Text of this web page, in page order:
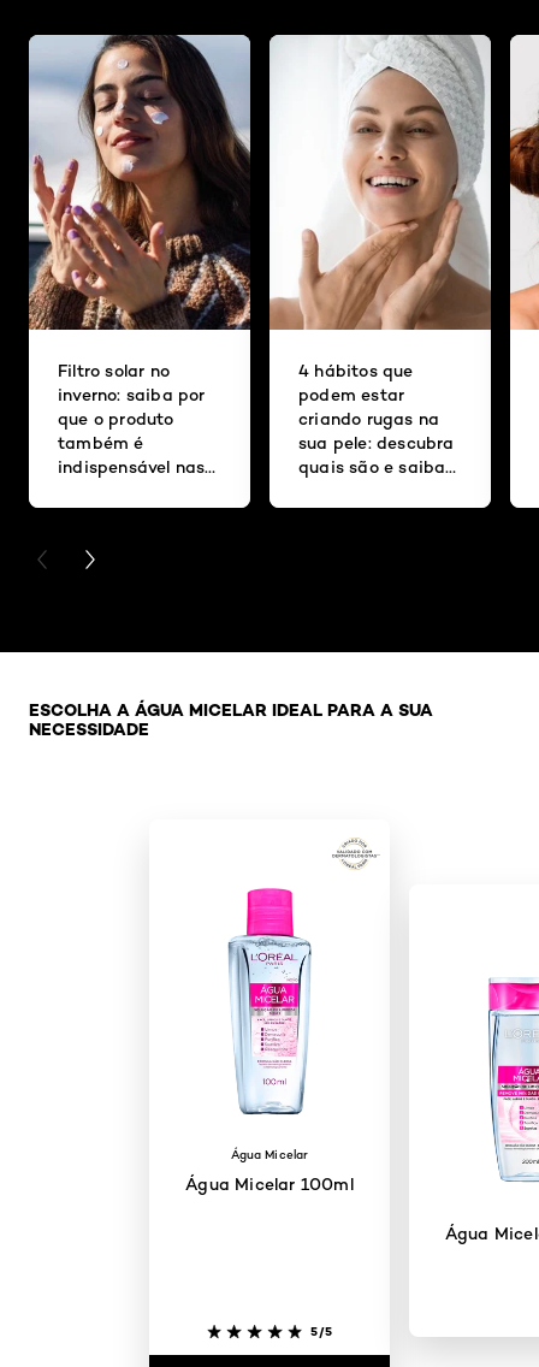
Filtro solar no
inverno: saiba por
que o produto
também é
indispensável nas
frias
4 hábitos que
podem estar
criando rugas na
sua pele: descubra
quais são e saiba
PREVIOUS CARD
NEXT CARD
ESCOLHA A ÁGUA MICELAR IDEAL PARA A SUA
NECESSIDADE
Água Micelar
Água Micelar 100ml
5/5
Água